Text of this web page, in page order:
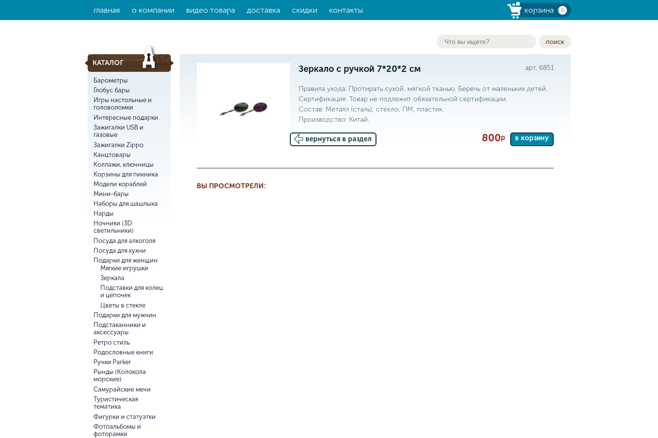
главная о компании видео товара доставка скидки контакты корзина 0
поиск
КАТАЛОГ
Барометры
Глобус бары
Игры настольные и
головоломки
Интересные подарки
Зажигалки USB и
газовые
Зажигалки Zippo
Канцтовары
Коллажи, ключницы
Корзины для пикника
Модели кораблей
Мини-бары
Наборы для шашлыка
Нарды
Ночники (3D
светильники)
Посуда для алкоголя
Посуда для кухни
Подарки для женщин
Мягкие игрушки
Зеркала
Подставки для колец
и цепочек
Цветы в стекле
Подарки для мужчин
Подстаканники и
аксессуары
Ретро стиль
Родословные книги
Ручки Parker
Рынды (Колокола
морские)
Самурайские мечи
Туристическая
тематика
Фигурки и статуэтки
Фотоальбомы и
фоторамки
Зеркало с ручкой 7*20*2 см арт. 6851
Правила ухода: Протирать сухой, мягкой тканью. Беречь от маленьких детей.
Сертификация: Товар не подлежит обязательной сертификации.
Состав: Металл (сталь), стекло, ПМ, пластик.
Производство: Китай.
вернуться в раздел 800р в корзину
ВЫ ПРОСМОТРЕЛИ: